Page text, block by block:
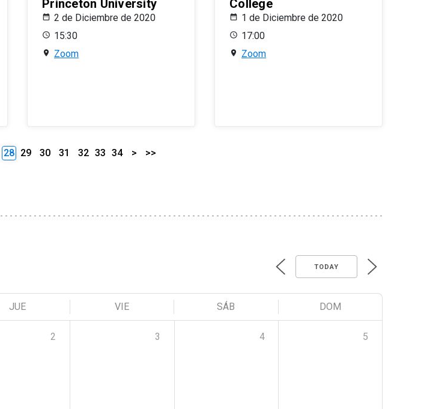
Princeton University
2 de Diciembre de 2020
15:30
Zoom
College
1 de Diciembre de 2020
17:00
Zoom
28 29 30 31 32 33 34 > >>
TODAY
JUE VIE SÁB DOM
2 3 4 5